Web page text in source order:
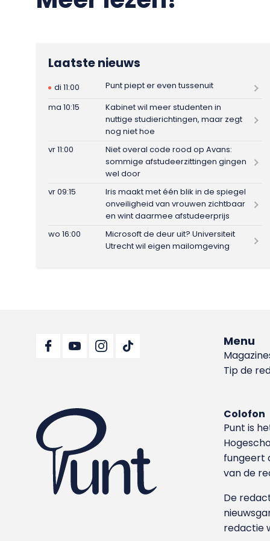
Laatste nieuws
di 11:00
Punt piept er even tussenuit
ma 10:15
Kabinet wil meer studenten in
nuttige studierichtingen, maar zegt
nog niet hoe
vr 11:00
Niet overal code rood op Avans:
sommige afstudeerzittingen gingen
wel door
vr 09:15
Iris maakt met één blik in de spiegel
onveiligheid van vrouwen zichtbaar
en wint daarmee afstudeerprijs
wo 16:00
Microsoft de deur uit? Universiteit
Utrecht wil eigen mailomgeving
Menu
Tip de
Colofon
Punt is
fungeert
van de
De
redactie